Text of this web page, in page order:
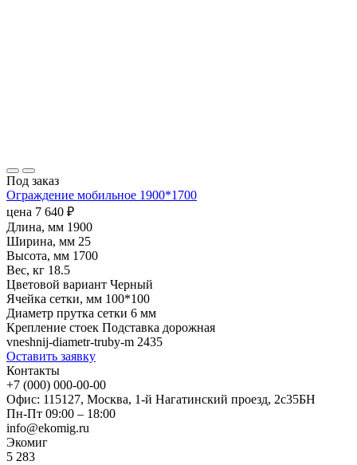
Под заказ
Ограждение мобильное 1900*1700
цена 7 640 ₽
Длина, мм 1900
Ширина, мм 25
Высота, мм 1700
Вес, кг 18.5
Цветовой вариант Черный
Ячейка сетки, мм 100*100
Диаметр прутка сетки 6 мм
Крепление стоек Подставка дорожная
vneshnij-diametr-truby-m 2435
Оставить заявку
Контакты
+7 (000) 000-00-00
Офис: 115127, Москва, 1-й Нагатинский проезд, 2с35БН
Пн-Пт 09:00 – 18:00
info@ekomig.ru
Экомиг
5 283